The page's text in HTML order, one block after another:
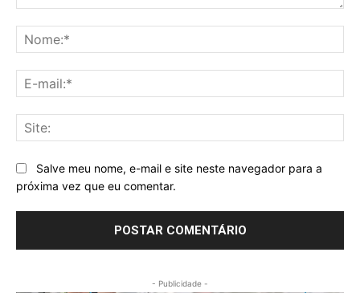
Salve meu nome, e-mail e site neste navegador para a
próxima vez que eu comentar.
- Publicidade -